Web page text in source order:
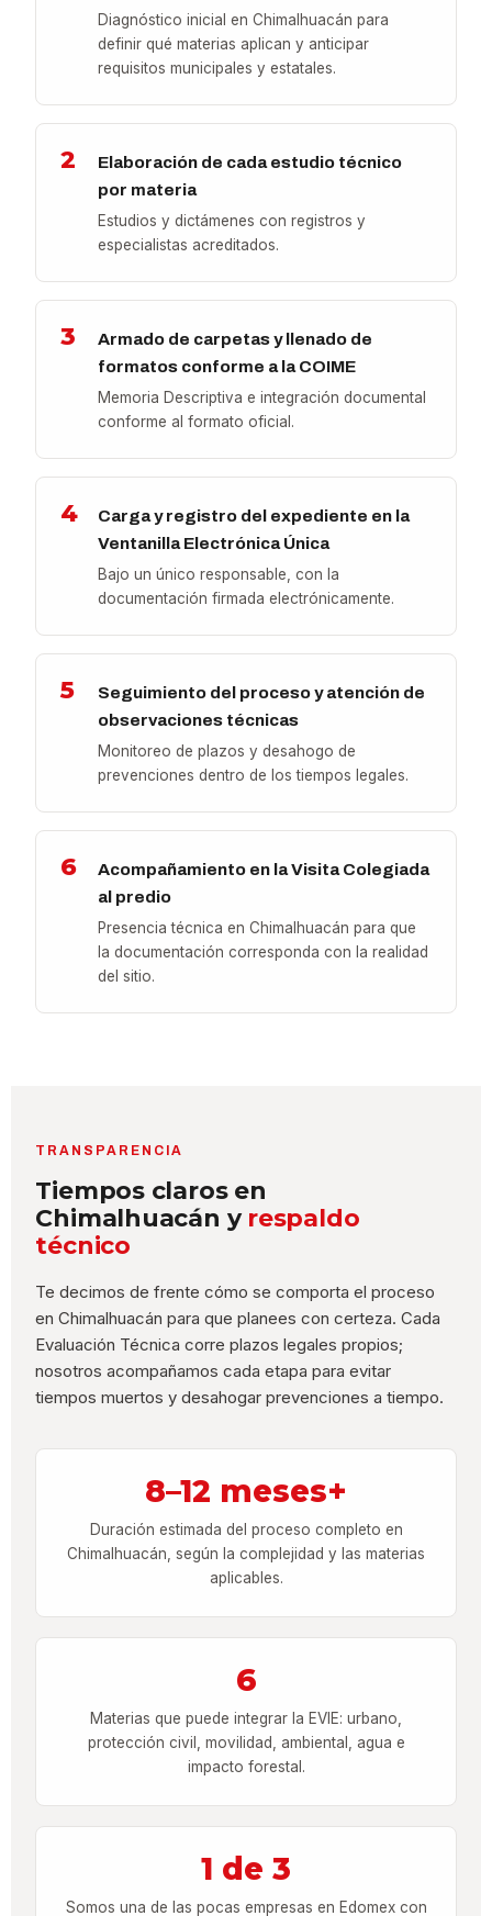
Diagnóstico inicial en Chimalhuacán para
definir qué materias aplican y anticipar
requisitos municipales y estatales.
2
Elaboración de cada estudio técnico
por materia
Estudios y dictámenes con registros y
especialistas acreditados.
3
Armado de carpetas y llenado de
formatos conforme a la COIME
Memoria Descriptiva e integración documental
conforme al formato oficial.
4
Carga y registro del expediente en la
Ventanilla Electrónica Única
Bajo un único responsable, con la
documentación firmada electrónicamente.
5
Seguimiento del proceso y atención de
observaciones técnicas
Monitoreo de plazos y desahogo de
prevenciones dentro de los tiempos legales.
6
Acompañamiento en la Visita Colegiada
al predio
Presencia técnica en Chimalhuacán para que
la documentación corresponda con la realidad
del sitio.
TRANSPARENCIA
Tiempos claros en
Chimalhuacán y respaldo
técnico
Te decimos de frente cómo se comporta el proceso
en Chimalhuacán para que planees con certeza. Cada
Evaluación Técnica corre plazos legales propios;
nosotros acompañamos cada etapa para evitar
tiempos muertos y desahogar prevenciones a tiempo.
8–12 meses+
Duración estimada del proceso completo en
Chimalhuacán, según la complejidad y las materias
aplicables.
6
Materias que puede integrar la EVIE: urbano,
protección civil, movilidad, ambiental, agua e
impacto forestal.
1 de 3
Somos una de las pocas empresas en Edomex con